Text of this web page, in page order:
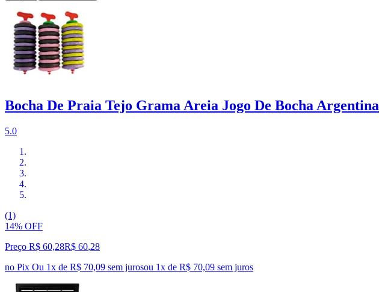
Bocha De Praia Tejo Grama Areia Jogo De Bocha Argentina
5.0
(1)
14% OFF
Preço R$ 60,28R$ 60,28
no Pix Ou 1x de R$ 70,09 sem jurosou 1x de R$ 70,09 sem juros